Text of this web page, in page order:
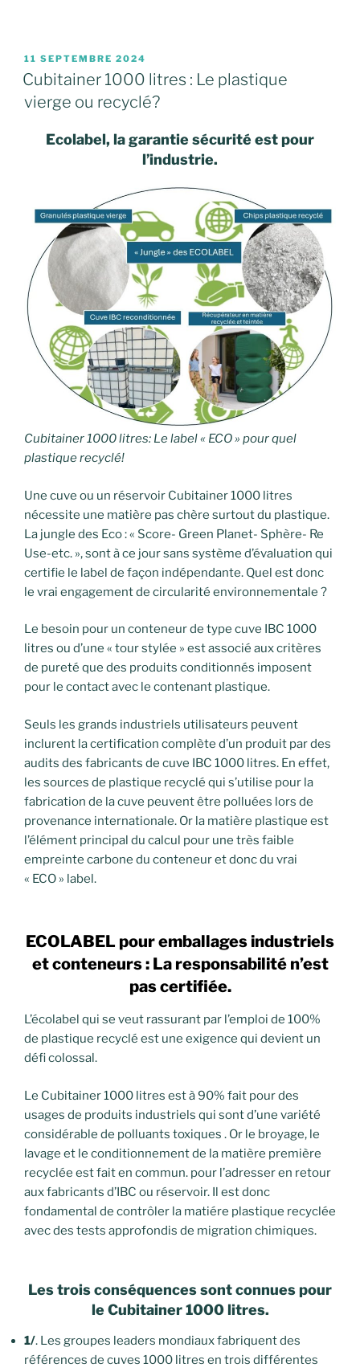
PUBLIÉ
LE
11 SEPTEMBRE 2024
Cubitainer 1000 litres : Le plastique
vierge ou recyclé?
Ecolabel, la garantie sécurité est pour
l’industrie.
Cubitainer 1000 litres: Le label « ECO » pour quel
plastique recyclé!
Une cuve ou un réservoir Cubitainer 1000 litres
nécessite une matière pas chère surtout du plastique.
La jungle des Eco : « Score- Green Planet- Sphère- Re
Use-etc. », sont à ce jour sans système d’évaluation qui
certifie le label de façon indépendante. Quel est donc
le vrai engagement de circularité environnementale ?
Le besoin pour un conteneur de type cuve IBC 1000
litres ou d’une « tour stylée » est associé aux critères
de pureté que des produits conditionnés imposent
pour le contact avec le contenant plastique.
Seuls les grands industriels utilisateurs peuvent
inclurent la certification complète d’un produit par des
audits des fabricants de cuve IBC 1000 litres. En effet,
les sources de plastique recyclé qui s’utilise pour la
fabrication de la cuve peuvent être polluées lors de
provenance internationale. Or la matière plastique est
l’élément principal du calcul pour une très faible
empreinte carbone du conteneur et donc du vrai
« ECO » label.
ECOLABEL pour emballages industriels
et conteneurs : La responsabilité n’est
pas certifiée.
L’écolabel qui se veut rassurant par l’emploi de 100%
de plastique recyclé est une exigence qui devient un
défi colossal.
Le Cubitainer 1000 litres est à 90% fait pour des
usages de produits industriels qui sont d’une variété
considérable de polluants toxiques . Or le broyage, le
lavage et le conditionnement de la matière première
recyclée est fait en commun. pour l’adresser en retour
aux fabricants d’IBC ou réservoir. Il est donc
fondamental de contrôler la matiére plastique recyclée
avec des tests approfondis de migration chimiques.
Les trois conséquences sont connues pour
le Cubitainer 1000 litres.
1/. Les groupes leaders mondiaux fabriquent des
références de cuves 1000 litres en trois différentes